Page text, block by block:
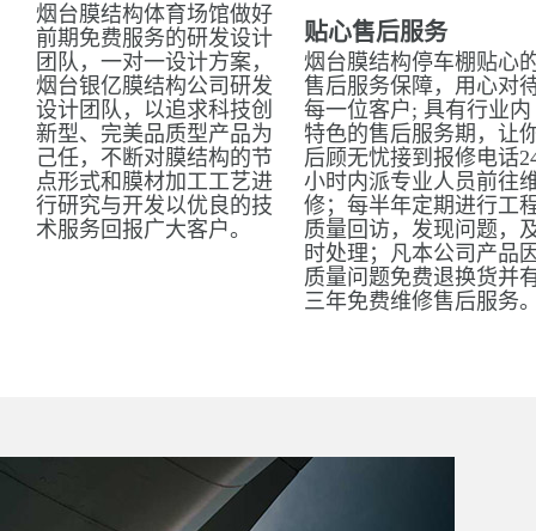
烟台膜结构体育场馆做好
前期免费服务的研发设计
团队，一对一设计方案，
烟台银亿膜结构公司研发
设计团队，以追求科技创
新型、完美品质型产品为
己任，不断对膜结构的节
点形式和膜材加工工艺进
行研究与开发以优良的技
术服务回报广大客户。
贴心售后服务
烟台膜结构停车棚贴心
售后服务保障，用心对
每一位客户; 具有行业内
特色的售后服务期，让
后顾无忧接到报修电话
小时内派专业人员前往
修；每半年定期进行工
质量回访，发现问题，
时处理；凡本公司产品
质量问题免费退换货并
三年免费维修售后服务